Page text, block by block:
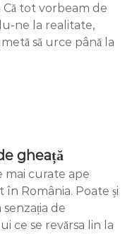
tot vorbeam de
ne la realitate,
să urce până la
gheață
curate ape
România. Poate și
de
ce se revărsa lin la